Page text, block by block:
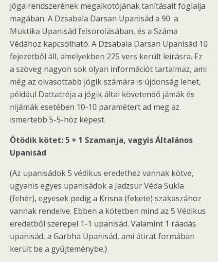
jóga rendszerének megalkotójának tanításait foglalja
magában. A Dzsabala Darsan Upanisád a 90. a
Muktika Upanisád felsorolásában, és a Száma
Védához kapcsolható. A Dzsabala Darsan Upanisád 10
fejezetből áll, amelyekben 225 vers került leírásra. Ez
a szöveg nagyon sok olyan információt tartalmaz, ami
még az olvasottabb jógik számára is újdonság lehet,
például Dattatréja a jógik által követendő jámák és
nijámák esetében 10-10 paramétert ad meg az
ismertebb 5-5-höz képest.
Ötödik kötet: 5 + 1 Szamanja, vagyis Általános
Upanisád
(Az upanisádok 5 védikus eredethez vannak kötve,
ugyanis egyes upanisádok a Jadzsur Véda Sukla
(fehér), egyesek pedig a Krisna (fekete) szakaszához
vannak rendelve. Ebben a kötetben mind az 5 Védikus
eredetből szerepel 1-1 upanisád. Valamint 1 ráadás
upanisád, a Garbha Upanisád, ami átirat formában
került be a gyűjteménybe.)